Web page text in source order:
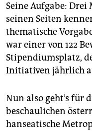
abo
genossenschaft
epaper login
Seine Aufgabe:
seinen Seiten
thematische
war einer von 122
Stipendiumsplatz,
Initiativen jährlich
Nun also geht’s für
beschaulichen
hanseatische